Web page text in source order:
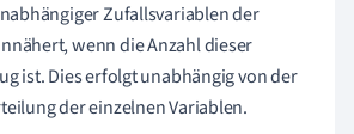
Zufallsvariablen der
wenn die Anzahl dieser
ist. Dies erfolgt unabhängig von der
der einzelnen Variablen.